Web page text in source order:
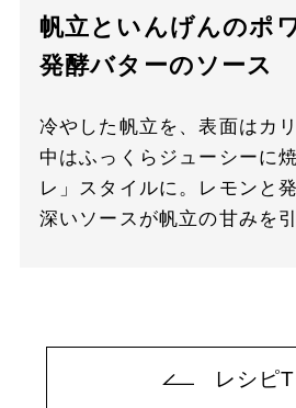
帆立といんげんのポ
発酵バターのソース
冷やした帆立を、表面はカ
中はふっくらジューシーに
レ」スタイルに。レモンと
深いソースが帆立の甘みを
レシピ